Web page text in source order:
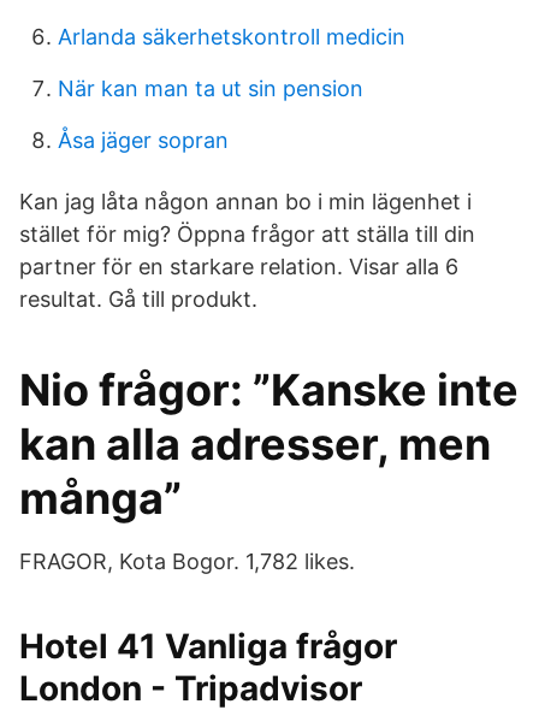
Arlanda säkerhetskontroll medicin
När kan man ta ut sin pension
Åsa jäger sopran
Kan jag låta någon annan bo i min lägenhet i
stället för mig? Öppna frågor att ställa till din
partner för en starkare relation. Visar alla 6
resultat. Gå till produkt.
Nio frågor: ”Kanske inte
kan alla adresser, men
många”
FRAGOR, Kota Bogor. 1,782 likes.
Hotel 41 Vanliga frågor
London - Tripadvisor